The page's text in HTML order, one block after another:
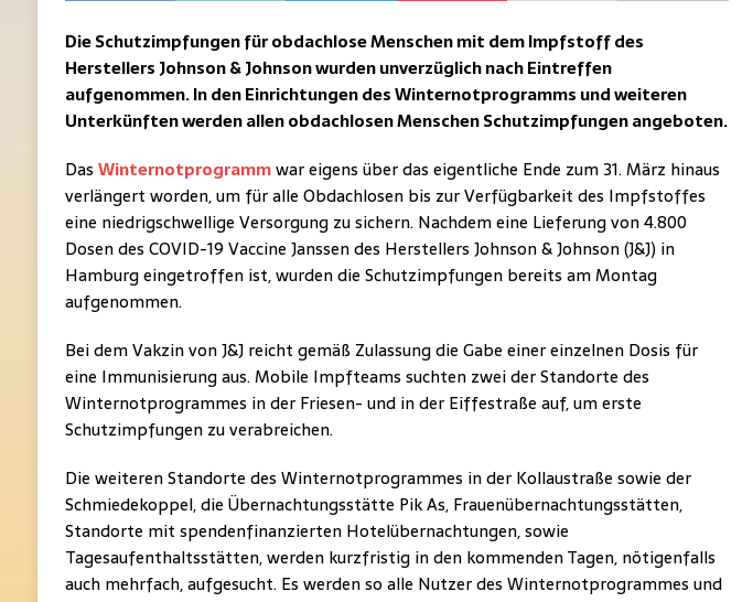
Die Schutzimpfungen für obdachlose Menschen mit dem Impfstoff des
Herstellers Johnson & Johnson wurden unverzüglich nach Eintreffen
aufgenommen. In den Einrichtungen des Winternotprogramms und weiteren
Unterkünften werden allen obdachlosen Menschen Schutzimpfungen angeboten.
Das Winternotprogrammwar eigens über das eigentliche Ende zum 31. März hinaus
verlängert worden, um für alle Obdachlosen bis zur Verfügbarkeit des Impfstoffes
eine niedrigschwellige Versorgung zu sichern. Nachdem eine Lieferung von 4.800
Dosen des COVID-19 Vaccine Janssen des Herstellers Johnson & Johnson (J&J) in
Hamburg eingetroffen ist, wurden die Schutzimpfungen bereits am Montag
aufgenommen.
Bei dem Vakzin von J&J reicht gemäß Zulassung die Gabe einer einzelnen Dosis für
eine Immunisierung aus. Mobile Impfteams suchten zwei der Standorte des
Winternotprogrammes in der Friesen- und in der Eiffestraße auf, um erste
Schutzimpfungen zu verabreichen.
Die weiteren Standorte des Winternotprogrammes in der Kollaustraße sowie der
Schmiedekoppel, die Übernachtungsstätte Pik As, Frauenübernachtungsstätten,
Standorte mit spendenfinanzierten Hotelübernachtungen, sowie
Tagesaufenthaltsstätten, werden kurzfristig in den kommenden Tagen, nötigenfalls
auch mehrfach, aufgesucht. Es werden so alle Nutzer des Winternotprogrammes und